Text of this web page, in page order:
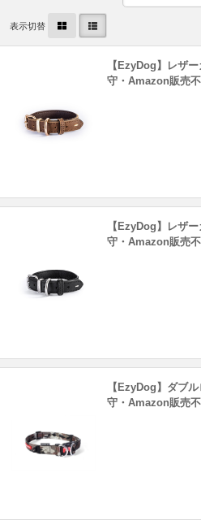
表示切替
【EzyDog】レザ
守・Amazon販売不
【EzyDog】レザ
守・Amazon販売
【EzyDog】ダブ
守・Amazon販売不